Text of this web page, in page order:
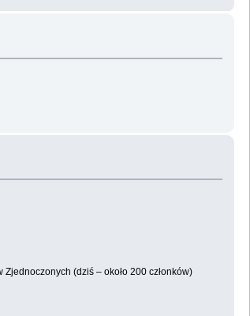
(dziś – około 200 członków)